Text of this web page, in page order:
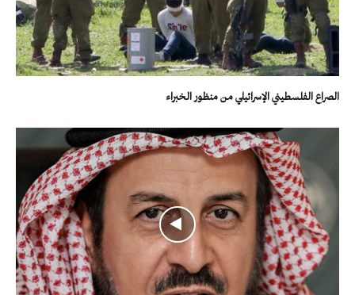
الصراع الفلسطيني الإسرائيلي من منظور الخبراء